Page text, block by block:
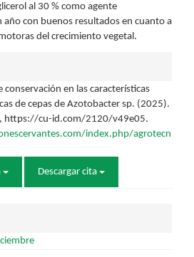
al 30 % como agente
con buenos resultados en cuanto a
del crecimiento vegetal.
en las características
de cepas de Azotobacter sp. (2025).
, https://cu-id.com/2120/v49e05.
index.php/agrotecn
Descargar cita